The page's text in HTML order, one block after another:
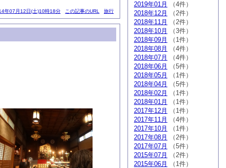
年07月12日(土)10時18分 この記事のURL 旅行
2019年01月
（4件）
2018年12月
（2件）
2018年11月
（2件）
2018年10月
（3件）
2018年09月
（1件）
2018年08月
（4件）
2018年07月
（4件）
2018年06月
（5件）
2018年05月
（1件）
2018年04月
（5件）
2018年02月
（1件）
2018年01月
（1件）
2017年12月
（1件）
2017年11月
（4件）
2017年10月
（1件）
2017年08月
（2件）
2017年07月
（5件）
2015年07月
（2件）
2015年06月
（1件）